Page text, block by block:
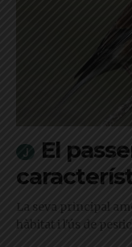
El
La seva principal
hàbitat i l'ús de